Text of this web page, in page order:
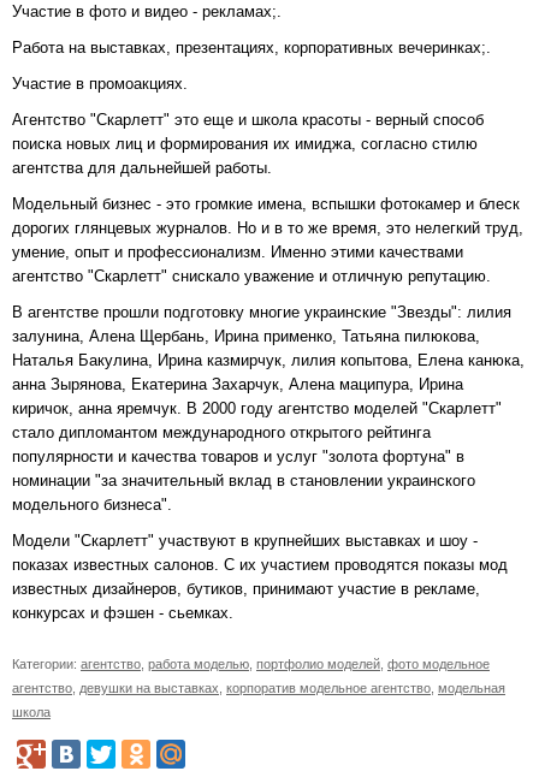
Участие в фото и видео - рекламах;.
Работа на выставках, презентациях, корпоративных вечеринках;.
Участие в промоакциях.
Агентство "Скарлетт" это еще и школа красоты - верный способ
поиска новых лиц и формирования их имиджа, согласно стилю
агентства для дальнейшей работы.
Модельный бизнес - это громкие имена, вспышки фотокамер и блеск
дорогих глянцевых журналов. Но и в то же время, это нелегкий труд,
умение, опыт и профессионализм. Именно этими качествами
агентство "Скарлетт" снискало уважение и отличную репутацию.
В агентстве прошли подготовку многие украинские "Звезды": лилия
залунина, Алена Щербань, Ирина применко, Татьяна пилюкова,
Наталья Бакулина, Ирина казмирчук, лилия копытова, Елена канюка,
анна Зырянова, Екатерина Захарчук, Алена маципура, Ирина
киричок, анна яремчук. В 2000 году агентство моделей "Скарлетт"
стало дипломантом международного открытого рейтинга
популярности и качества товаров и услуг "золота фортуна" в
номинации "за значительный вклад в становлении украинского
модельного бизнеса".
Модели "Скарлетт" участвуют в крупнейших выставках и шоу -
показах известных салонов. С их участием проводятся показы мод
известных дизайнеров, бутиков, принимают участие в рекламе,
конкурсах и фэшен - сьемках.
Категории: агентство работа моделью портфолио моделей фото модельное
агентство девушки на выставках корпоратив модельное агентство модельная
школа